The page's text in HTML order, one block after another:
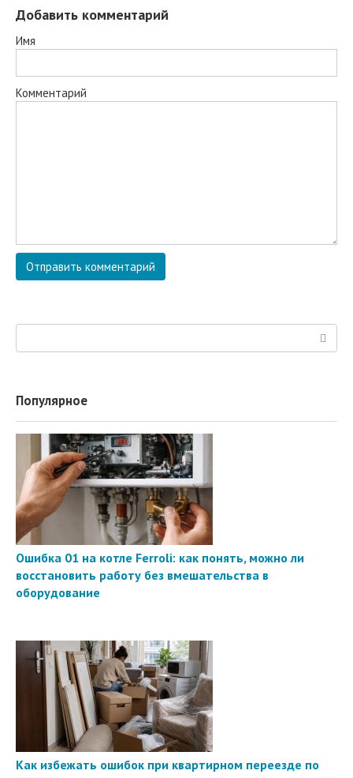
Добавить комментарий
Имя
Комментарий
Поиск:
Популярное
Ошибка 01 на котле Ferroli: как понять, можно ли
восстановить работу без вмешательства в
оборудование
Как избежать ошибок при квартирном переезде по